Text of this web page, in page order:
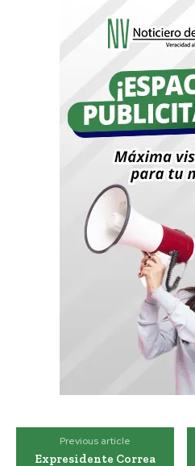
Previous article
Expresidente Correa